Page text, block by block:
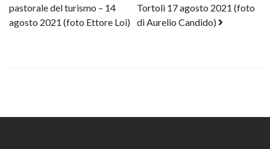
pastorale del turismo – 14
agosto 2021 (foto Ettore Loi)
Tortolì 17 agosto 2021 (foto
di Aurelio Candido)